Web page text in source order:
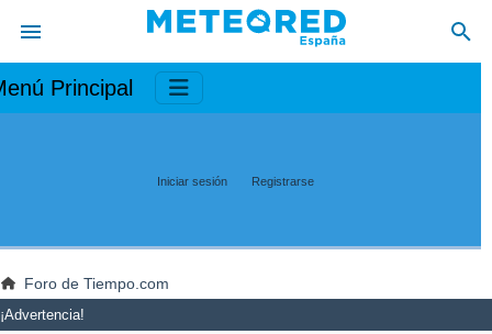
Principal
Iniciar sesión Registrarse
Foro de Tiempo.com
¡Advertencia!